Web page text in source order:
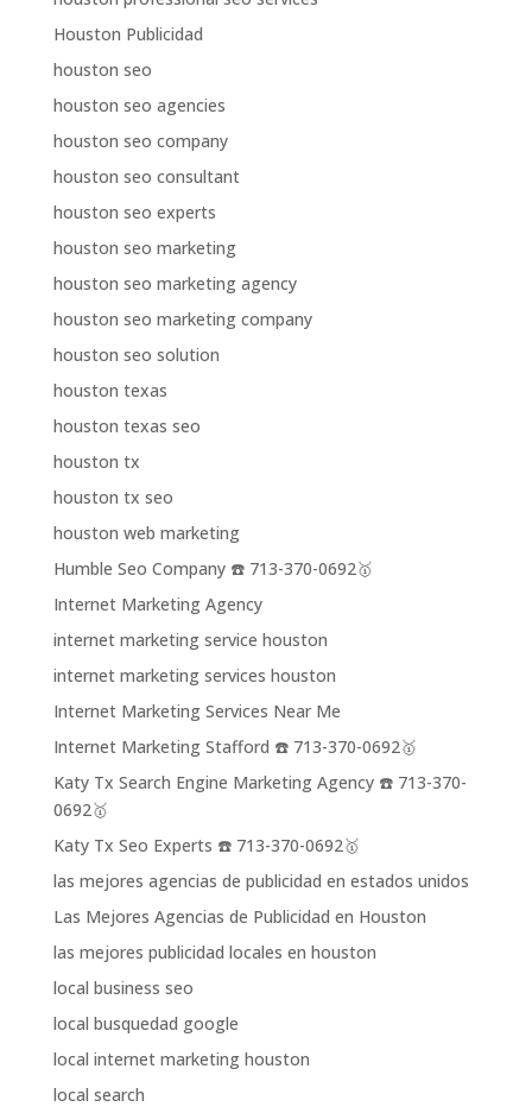
Houston Publicidad
houston seo
houston seo agencies
houston seo company
houston seo consultant
houston seo experts
houston seo marketing
houston seo marketing agency
houston seo marketing company
houston seo solution
houston texas
houston texas seo
houston tx
houston tx seo
houston web marketing
Humble Seo Company ☎️ 713-370-0692🥇
Internet Marketing Agency
internet marketing service houston
internet marketing services houston
Internet Marketing Services Near Me
Internet Marketing Stafford ☎️ 713-370-0692🥇
Katy Tx Search Engine Marketing Agency ☎️ 713-370-
0692🥇
Katy Tx Seo Experts ☎️ 713-370-0692🥇
las mejores agencias de publicidad en estados unidos
Las Mejores Agencias de Publicidad en Houston
las mejores publicidad locales en houston
local business seo
local busquedad google
local internet marketing houston
local search